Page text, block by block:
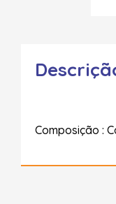
Composição :